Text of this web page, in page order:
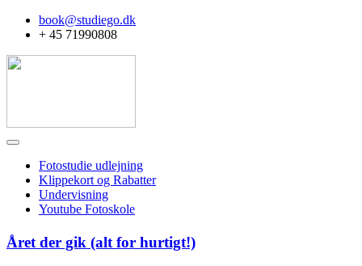
book@studiego.dk
+ 45 71990808
Fotostudie udlejning
Klippekort og Rabatter
Undervisning
Youtube Fotoskole
Året der gik (alt for hurtigt!)